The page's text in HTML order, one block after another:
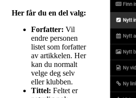
Her får du en del valg:
Forfatter: Vil
endre personen
listet som forfatter
av artikkelen. Her
kan du normalt
velge deg selv
eller klubben.
Tittel: Feltet er